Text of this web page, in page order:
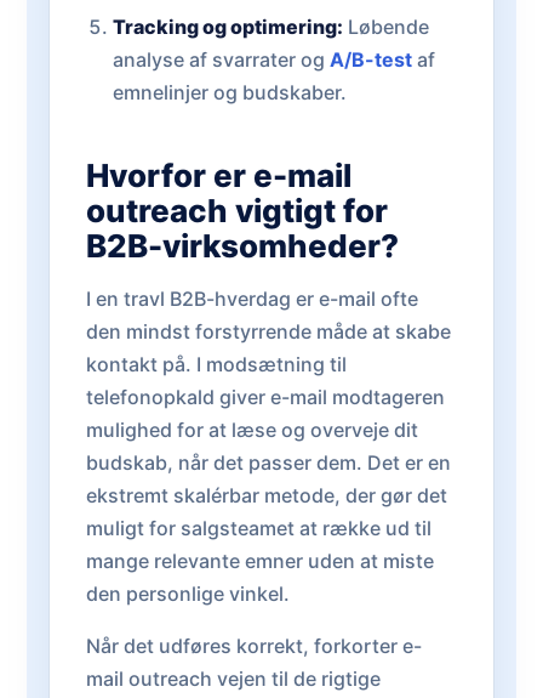
Tracking og optimering: Løbende
analyse af svarrater og A/B-testaf
emnelinjer og budskaber.
Hvorfor er e-mail
outreach vigtigt for
B2B-virksomheder?
I en travl B2B-hverdag er e-mail ofte
den mindst forstyrrende måde at skabe
kontakt på. I modsætning til
telefonopkald giver e-mail modtageren
mulighed for at læse og overveje dit
budskab, når det passer dem. Det er en
ekstremt skalérbar metode, der gør det
muligt for salgsteamet at række ud til
mange relevante emner uden at miste
den personlige vinkel.
Når det udføres korrekt, forkorter e-
mail outreach vejen til de rigtige